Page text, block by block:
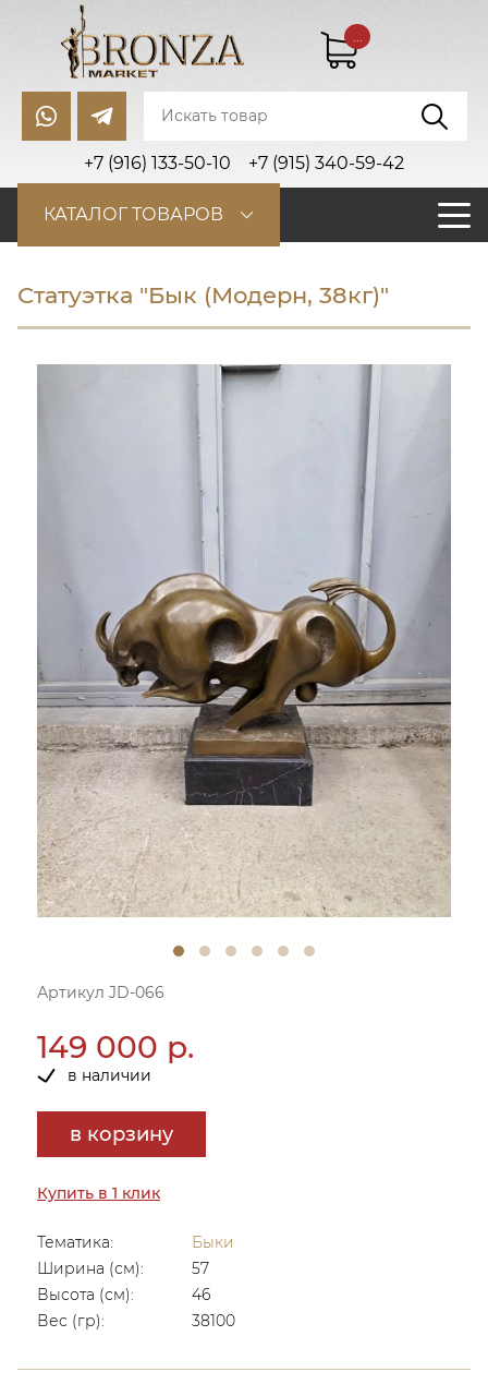
+7 (916) 133-50-10 +7 (915) 340-59-42
...
КАТАЛОГ ТОВАРОВ
Статуэтка "Бык (Модерн, 38кг)"
Артикул JD-066
149 000 р.
в наличии
в корзину
Купить в 1 клик
Тематика:
Быки
Ширина (см):
57
Высота (см):
46
Вес (гр):
38100